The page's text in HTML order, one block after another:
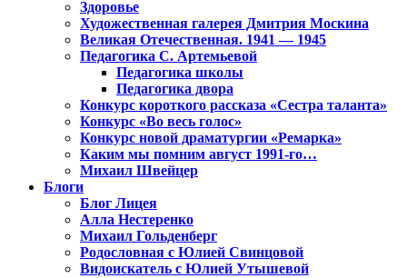
Здоровье
Художественная галерея Дмитрия Москина
Великая Отечественная. 1941 — 1945
Педагогика С. Артемьевой
Педагогика школы
Педагогика двора
Конкурс короткого рассказа «Сестра таланта»
Конкурс «Во весь голос»
Конкурс новой драматургии «Ремарка»
Каким мы помним август 1991-го…
Михаил Швейцер
Блоги
Блог Лицея
Алла Нестеренко
Михаил Гольденберг
Родословная с Юлией Свинцовой
Видоискатель с Юлией Утышевой